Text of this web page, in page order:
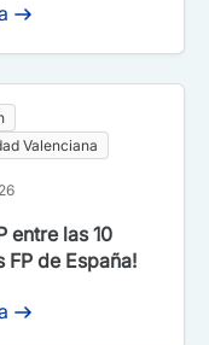
de España
Valenciana
entre las 10
FP de España!